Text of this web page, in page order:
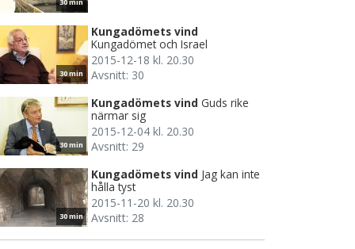
30 min
Kungadömets vind
Kungadömet och Israel
2015-12-18 kl. 20.30
Avsnitt: 30
30 min
Kungadömets vind Guds rike
närmar sig
2015-12-04 kl. 20.30
Avsnitt: 29
30 min
Kungadömets vind Jag kan inte
hålla tyst
2015-11-20 kl. 20.30
Avsnitt: 28